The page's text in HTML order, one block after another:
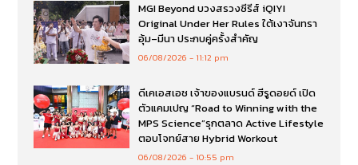
MGI Beyond บวงสรวงซีรีส์ iQIYI
Original Under Her Rules ใต้เงาจันทรา
อุ้ม–มีนา ประกบคู่ครั้งสำคัญ
06/08/2026 11:12 pm
ดีเคเอสเอช เจ้าของแบรนด์ ฮีรูดอยด์ เปิด
ตัวแคมเปญ “Road to Winning with the
MPS Science”รุกตลาด Active Lifestyle
ตอบโจทย์สาย Hybrid Workout
06/08/2026 10:55 pm